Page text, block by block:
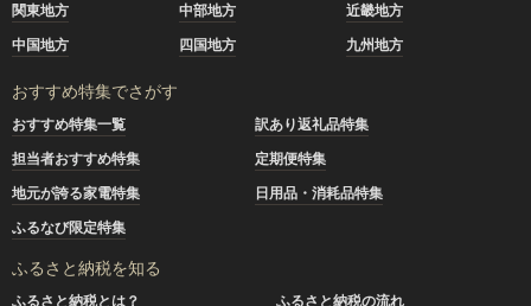
関東地方
中部地方
近畿地方
中国地方
四国地方 九州地方
おすすめ特集でさがす
おすすめ特集一覧
訳あり返礼品特集
担当者おすすめ特集
定期便特集
地元が誇る家電特集
日用品・消耗品特集
ふるなび限定特集
ふるさと納税を知る
ふるさと納税とは？
ふるさと納税の流れ